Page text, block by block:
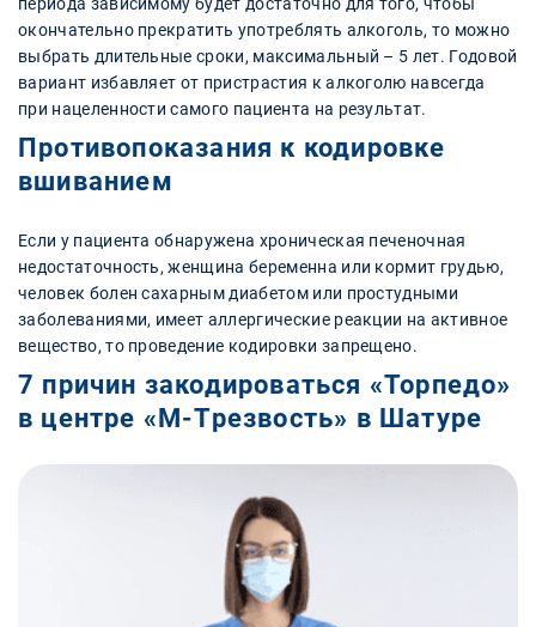
окончательно прекратить употреблять алкоголь, то можно
выбрать длительные сроки, максимальный – 5 лет. Годовой
вариант избавляет от пристрастия к алкоголю навсегда
при нацеленности самого пациента на результат.
Противопоказания к кодировке
вшиванием
Если у пациента обнаружена хроническая печеночная
недостаточность, женщина беременна или кормит грудью,
человек болен сахарным диабетом или простудными
заболеваниями, имеет аллергические реакции на активное
вещество, то проведение кодировки запрещено.
7 причин закодироваться «Торпедо»
в центре «М-Трезвость» в Шатуре